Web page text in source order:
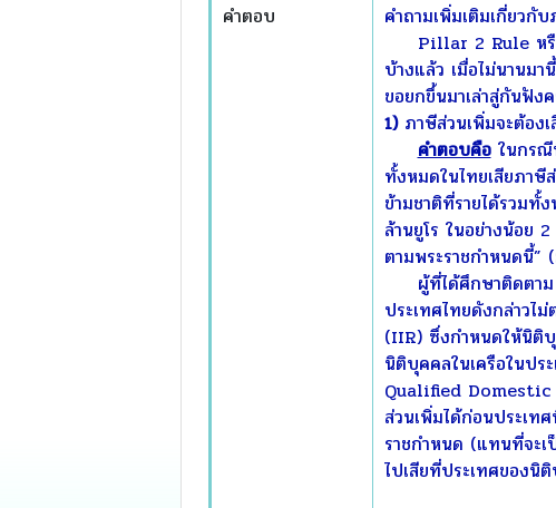
คำตอบ
คำถามเพิ่มเติมเกี่ยวกั
Pillar 2 Rule หรือ
บ้างแล้ว เมื่อไม่นานม
ขอยกขึ้นมาเล่าสู่กันฟัง
1) ภาษีส่วนเพิ่มจะต้อง
คำตอบคือในกรณี
ทั้งหมดในไทยเสียภาษี
ข้ามชาติที่รายได้รวมทั้
ล้านยูโร ในอย่างน้อย
ตามพระราชกำหนดนี้”
ผู้ที่ได้ศึกษาติดตาม
ประเทศไทยดังกล่าว
(IIR) ซึ่งกำหนดให้นิติ
นิติบุคคลในเครือในปร
Qualified Domestic
ส่วนเพิ่มได้ก่อนประเท
ราชกำหนด (แทนที่จะเ
ไปเสียที่ประเทศของนิ